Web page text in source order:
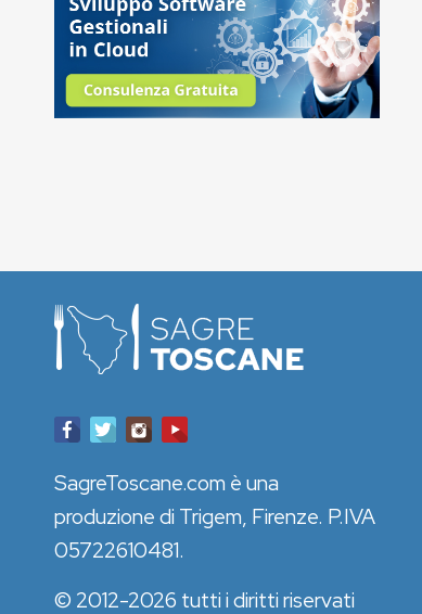
SagreToscane.com è una
produzione di Trigem, Firenze. P.IVA
05722610481.
© 2012-2026 tutti i diritti riservati